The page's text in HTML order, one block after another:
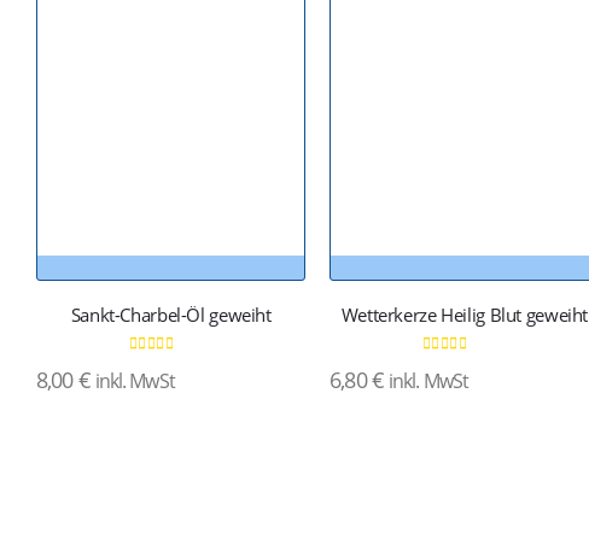
Sankt-Charbel-Öl geweiht
8,00€ inkl. MwSt
Wetterkerze Heilig Blut geweiht
6,80€ inkl. MwSt